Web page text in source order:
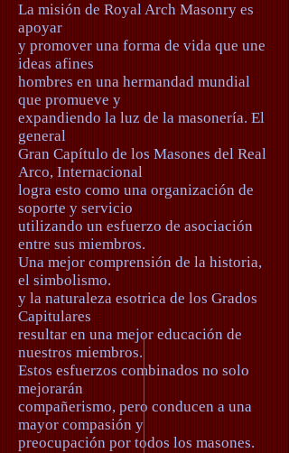
La misión de Royal Arch Masonry es
apoyar
y promover una forma de vida que une
ideas afines
hombres en una hermandad mundial
que promueve y
expandiendo la luz de la masonería. El
general
Gran Capítulo de los Masones del Real
Arco, Internacional
logra esto como una organización de
soporte y servicio
utilizando un esfuerzo de asociación
entre sus miembros.
Una mejor comprensión de la historia,
el simbolismo.
y la naturaleza esotrica de los Grados
Capitulares
resultar en una mejor educación de
nuestros miembros.
Estos esfuerzos combinados no solo
mejorarán
compañerismo, pero conducen a una
mayor compasión y
preocupación por todos los masones.